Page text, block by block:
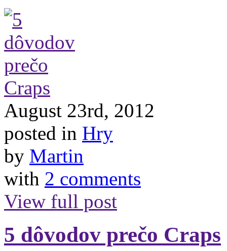
August 23rd, 2012
posted in Hry
by Martin
with 2 comments
View full post
5 dôvodov prečo Craps